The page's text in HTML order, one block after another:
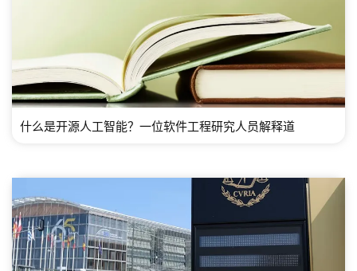
什么是开源人工智能？一位软件工程研究人员解释道